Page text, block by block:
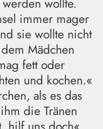
immer mager
sie wollte nicht
Mädchen
fett oder
und kochen.«
als es das
die Tränen